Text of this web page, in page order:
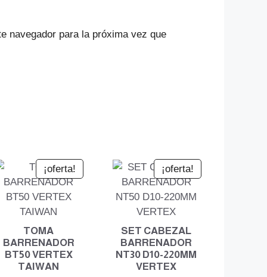
navegador para la próxima vez que
¡oferta!
TOMA
BARRENADOR
BT50 VERTEX
TAIWAN
¡oferta!
SET CABEZAL
BARRENADOR
NT30 D10-220MM
VERTEX